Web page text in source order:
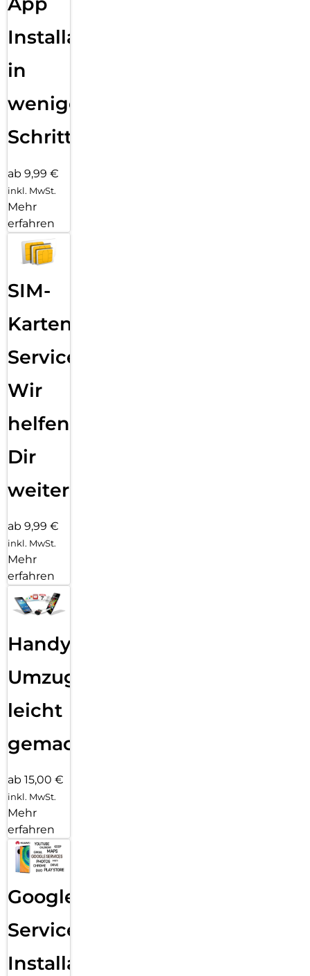
Installation
in
wenigen
Schritten
ab 9,99 €
inkl. MwSt.
Mehr
erfahren
SIM-
Karten
Service:
Wir
helfen
Dir
weiter
ab 9,99 €
inkl. MwSt.
Mehr
erfahren
Handy
Umzug
leicht
gemacht!
ab 15,00 €
inkl. MwSt.
Mehr
erfahren
Google
Services
Installation